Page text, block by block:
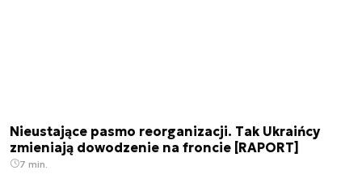
Nieustające pasmo reorganizacji. Tak Ukraińcy
zmieniają dowodzenie na froncie [RAPORT]
7 min.